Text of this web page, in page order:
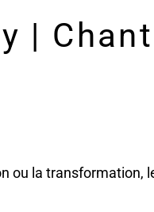
|
ou la transformation,